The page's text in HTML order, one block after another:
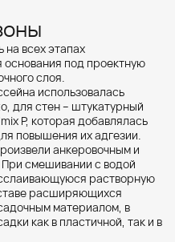
всех этапах
основания под проектную
слоя.
использовалась
для стен – штукатурный
P, которая добавлялась
повышения их адгезии.
анкеровочным и
смешивании с водой
растворную
расширяющихся
материалом, в
как в пластичной, так и в